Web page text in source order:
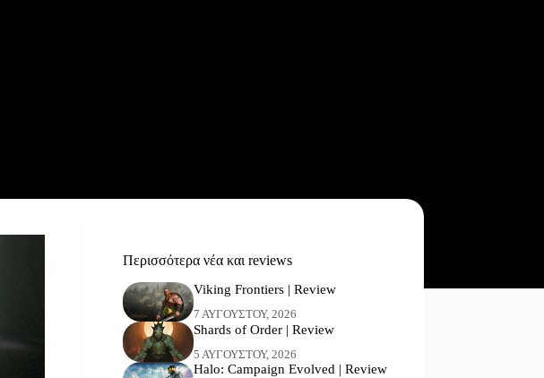
Περισσότερα νέα και reviews
Viking Frontiers | Review
7 ΑΥΓΟΎΣΤΟΥ, 2026
Shards of Order | Review
5 ΑΥΓΟΎΣΤΟΥ, 2026
Halo: Campaign Evolved | Review